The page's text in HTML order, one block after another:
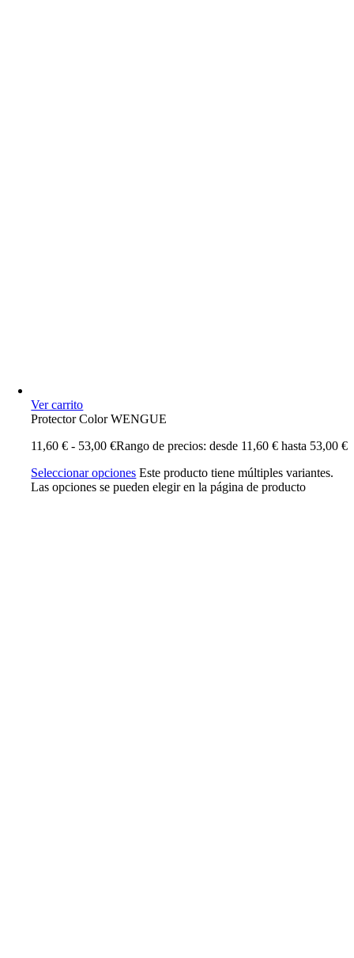
Ver carrito
Protector Color WENGUE
11,60€ - 53,00€Rango de precios: desde 11,60 € hasta 53,00 €
Seleccionar opciones Este producto tiene múltiples variantes.
Las opciones se pueden elegir en la página de producto